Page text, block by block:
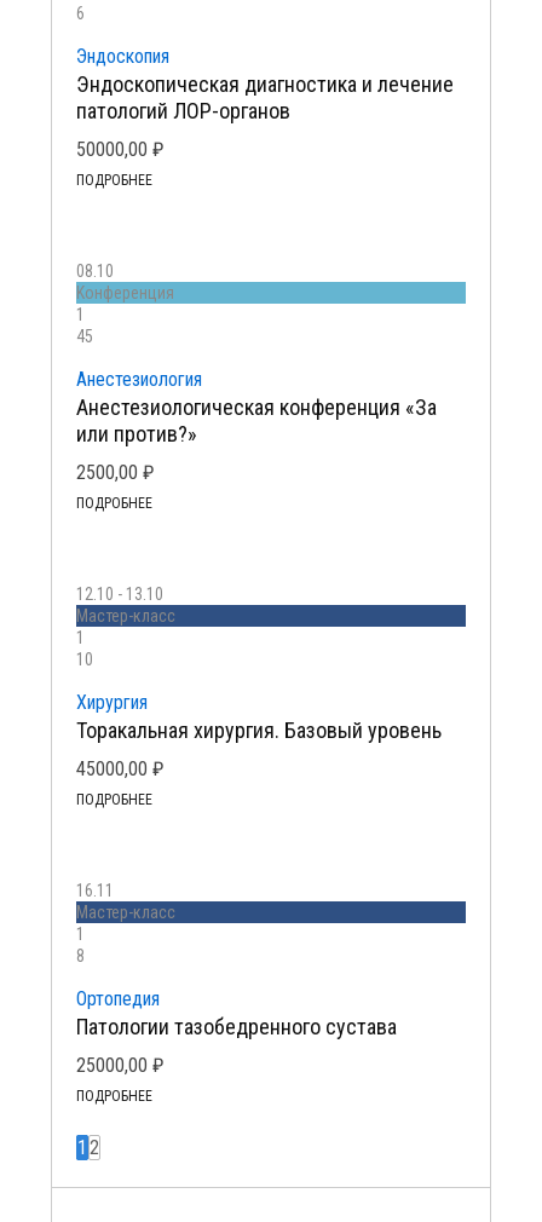
6
Эндоскопия
Эндоскопическая диагностика и лечение
патологий ЛОР-органов
50000,00 ₽
ПОДРОБНЕЕ
08.10
Kонференция
1
45
Анестезиология
Анестезиологическая конференция «За
или против?»
2500,00 ₽
ПОДРОБНЕЕ
12.10 - 13.10
Мастер-класс
1
10
Хирургия
Торакальная хирургия. Базовый уровень
45000,00 ₽
ПОДРОБНЕЕ
16.11
Мастер-класс
1
8
Ортопедия
Патологии тазобедренного сустава
25000,00 ₽
ПОДРОБНЕЕ
1 2